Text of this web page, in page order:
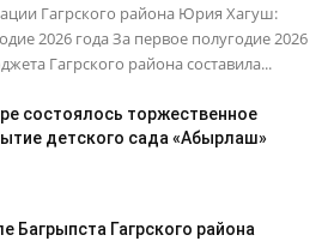
Гагрского района Юрия Хагуш:
2026 года За первое полугодие 2026
Гагрского района составила...
состоялось торжественное
детского сада «Абырлаш»
Багрыпста Гагрского района